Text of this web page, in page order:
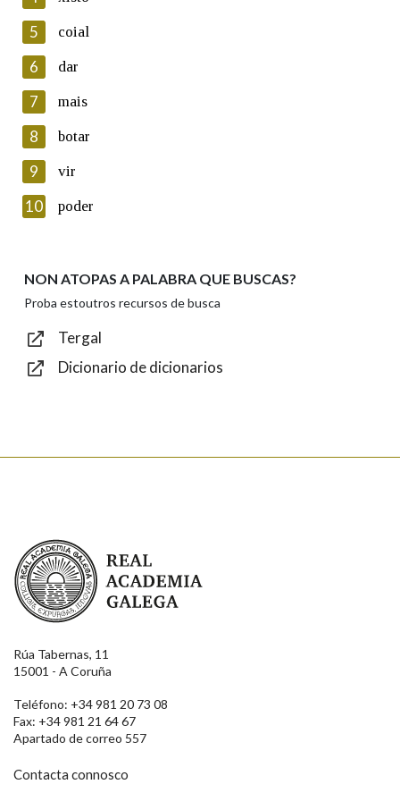
Lin e acepto as condicións da política de
Introduce o código que aparece na imaxe:
Texto de verificación
Enviar
5 coial
6 dar
7 mais
8 botar
9 vir
10 poder
NON ATOPAS A PALABRA QUE BUSCAS?
Proba estoutros recursos de busca
Tergal
Dicionario de dicionarios
Real Academia Galega
Rúa Tabernas, 11
15001 - A Coruña
Teléfono: +34 981 20 73 08
Fax: +34 981 21 64 67
Apartado de correo 557
Contacta connosco